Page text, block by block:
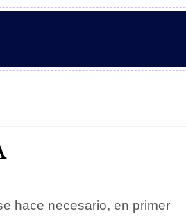
hace necesario, en primer